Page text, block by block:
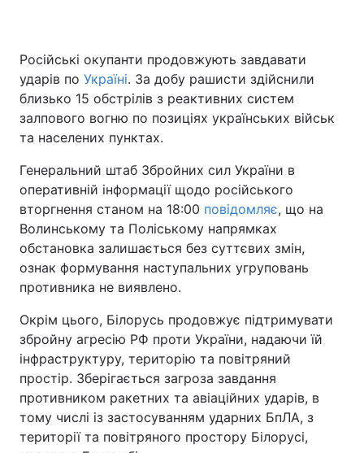
Російські окупанти продовжують завдавати
ударів по Україні. За добу рашисти здійснили
близько 15 обстрілів з реактивних систем
залпового вогню по позиціях українських військ
та населених пунктах.
Генеральний штаб Збройних сил України в
оперативній інформації щодо російського
вторгнення станом на 18:00 повідомляє, що на
Волинському та Поліському напрямках
обстановка залишається без суттєвих змін,
ознак формування наступальних угруповань
противника не виявлено.
Окрім цього, Білорусь продовжує підтримувати
збройну агресію РФ проти України, надаючи їй
інфраструктуру, територію та повітряний
простір. Зберігається загроза завдання
противником ракетних та авіаційних ударів, в
тому числі із застосуванням ударних БпЛА, з
території та повітряного простору Білорусі,